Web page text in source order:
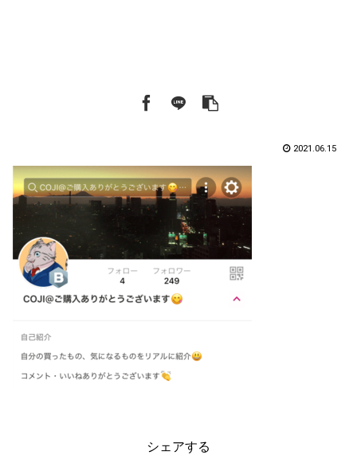
2021.06.15
シェアする